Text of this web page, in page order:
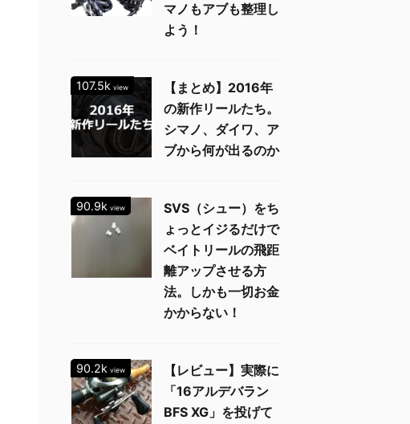
マノもアブも整理し
よう！
107.5k view
【まとめ】2016年
の新作リールたち。
シマノ、ダイワ、ア
ブから何が出るのか
90.9k view
SVS（シュー）をち
ょっとイジるだけで
ベイトリールの飛距
離アップさせる方
法。しかも一切お金
かからない！
90.2k view
【レビュー】実際に
「16アルデバラン
BFS XG」を投げて